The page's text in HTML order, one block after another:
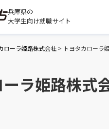
兵庫県の
大学生向け就職サイト
ローラ姫路株式会社 > トヨタカローラ
ーラ姫路株式